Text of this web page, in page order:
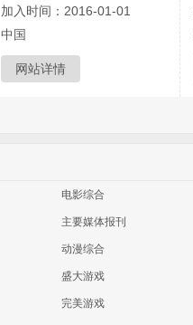
加入时间：2016-01-01
中国
网站详情
电影综合
主要媒体报刊
动漫综合
盛大游戏
完美游戏